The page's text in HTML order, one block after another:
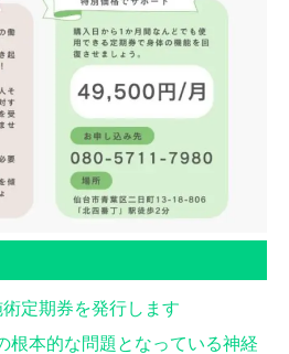
定期券を発行します
根本的な問題となっている神経